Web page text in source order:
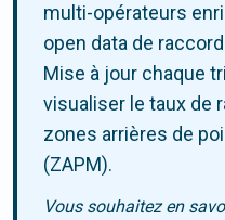
multi-opérateurs
open data de
Mise à jour chaque
visualiser le taux de
zones arrières de
(ZAPM).
Vous souhaitez en